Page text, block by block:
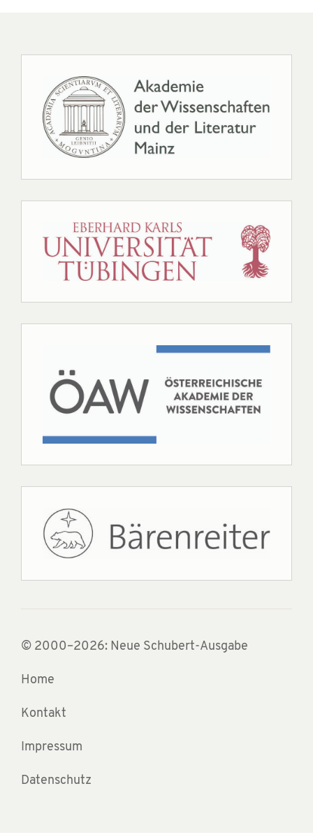
© 2000–2026: Neue Schubert-Ausgabe
Home
Kontakt
Impressum
Datenschutz